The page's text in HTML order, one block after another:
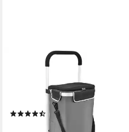
BREMERMANN
L Kapazität, Handwagen,
Einkaufswagen in grau, 45 l
(24)
UVP66,99 €